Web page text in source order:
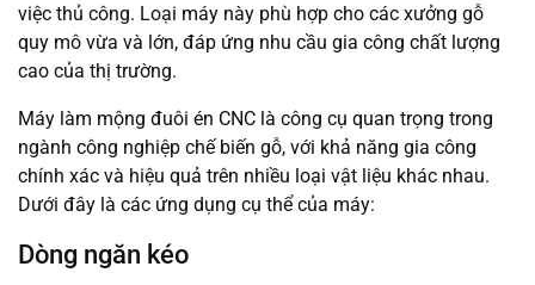
việc thủ công. Loại máy này phù hợp cho các xưởng gỗ
quy mô vừa và lớn, đáp ứng nhu cầu gia công chất lượng
cao của thị trường.
Máy làm mộng đuôi én CNC là công cụ quan trọng trong
ngành công nghiệp chế biến gỗ, với khả năng gia công
chính xác và hiệu quả trên nhiều loại vật liệu khác nhau.
Dưới đây là các ứng dụng cụ thể của máy:
Dòng ngăn kéo